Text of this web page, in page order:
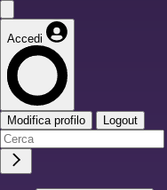
Accedi
Modifica profilo Logout